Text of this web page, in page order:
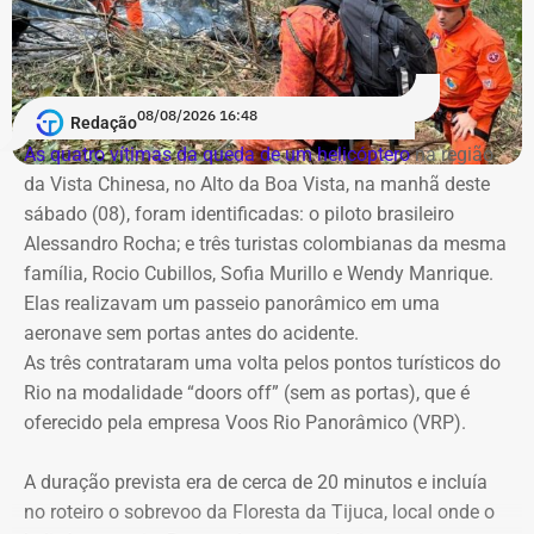
Além disso, o tribunal apura possível desrespeito à
lealdade institucional, uma vez que o contrato de R$ 100
milhões foi assinado no mesmo dia em que o TCE emitira
cautelar para suspender a licitação. O próprio secretário
Valber Rodrigues Januário, que assina o novo aditivo de
R$ 16,9 milhões publicado esta semana, foi notificado a
apresentar defesa no processo do TCE.
Diferença de processos
Vale ressaltar que, diferentemente da Concorrência nº
041/2025 que foi objeto de determinação de anulação
pelo TCE, o aditivo recém-publicado é referente a um
procedimento licitatório anterior: a Concorrência SRP nº
036/2022.
devem marcar o primeiro debate entre os candidatos ao
Palácio Guanabara.
A cobertura será realizada em uma operação integrada
com a Band Rio, a BandNews FM Rio e as plataformas
digitais do grupo, acompanhando desde os momentos
que antecedem o debate até a transmissão ao vivo.
Com tradição na realização de debates eleitorais, a Band
promove o encontro como um espaço para o confronto
de ideias e para que os eleitores conheçam as propostas
dos candidatos. A mediação será da jornalista Adriana
Araújo.
Como vai ser o debate
O formato do debate consiste em três blocos de
Redação08/08/2026 16:48
As quatro vítimas da queda de um helicópterona região
da Vista Chinesa, no Alto da Boa Vista, na manhã deste
sábado (08), foram identificadas: o piloto brasileiro
Alessandro Rocha; e três turistas colombianas da mesma
família, Rocio Cubillos, Sofia Murillo e Wendy Manrique.
Elas realizavam um passeio panorâmico em uma
aeronave sem portas antes do acidente.
As três contrataram uma volta pelos pontos turísticos do
Rio na modalidade “doors off” (sem as portas), que é
oferecido pela empresa Voos Rio Panorâmico (VRP).
A duração prevista era de cerca de 20 minutos e incluía
no roteiro o sobrevoo da Floresta da Tijuca, local onde o